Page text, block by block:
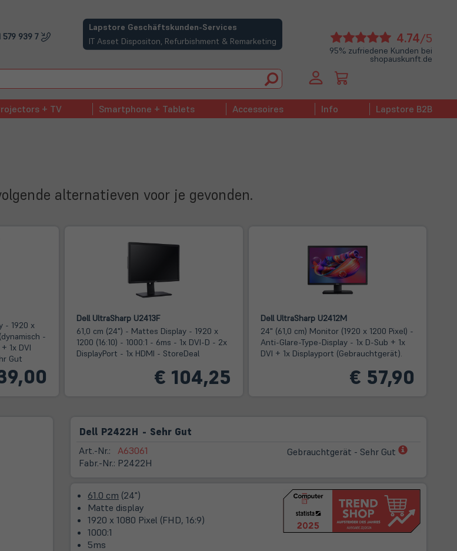
579 939 7
Lapstore Geschäftskunden-Services
IT Asset Dispositon, Refurbishment & Remarketing
(öffnet in neuem Tab)
4.74/5
95% zufriedene Kunden bei
shopauskunft.de
+ TV Smartphone + Tablets Accessoires Info Lapstore B2B
alternatieven voor je gevonden.
- 1920 x
-
1x DVI
Gut
Dell UltraSharp U2413F
61,0 cm (24") - Mattes Display - 1920 x
1200 (16:10) - 1000:1 - 6ms - 1x DVI-D - 2x
DisplayPort - 1x HDMI - StoreDeal
€ 104,25
Dell UltraSharp U2412M
24" (61,0 cm) Monitor (1920 x 1200 Pixel) -
Anti-Glare-Type-Display - 1x D-Sub + 1x
DVI + 1x Displayport (Gebrauchtgerät).
€ 57,90
Dell P2422H - Sehr Gut
Art.-Nr.:
Fabr.-Nr.:
A63061
P2422H
Gebrauchtgerät - Sehr Gut
(öffnet
Tab)
61.0 cm (24")
Matte display
1920 x 1080 Pixel (FHD, 16:9)
1000:1
5ms